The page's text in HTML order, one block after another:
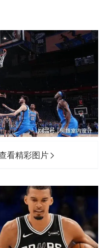
看精彩图片